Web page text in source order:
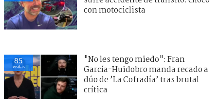
con motociclista
85
visitas
"No les tengo miedo": Fran
García-Huidobro manda recado a
dúo de ’La Cofradía’ tras brutal
crítica